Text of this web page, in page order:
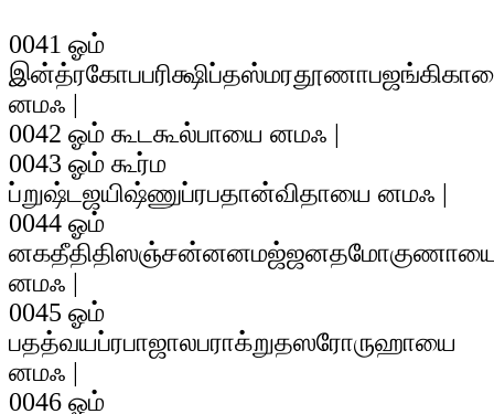
0041 ஓம்
னமஃ |
0042 ஓம் கூடகூல்பாயை னமஃ |
0043 ஓம் கூர்ம
ப்றுஷ்டஜயிஷ்ணுப்ரபதான்விதாயை னமஃ |
0044 ஓம்
னமஃ |
0045 ஓம்
பதத்வயப்ரபாஜாலபராக்றுதஸரோருஹாயை
னமஃ |
0046 ஓம்